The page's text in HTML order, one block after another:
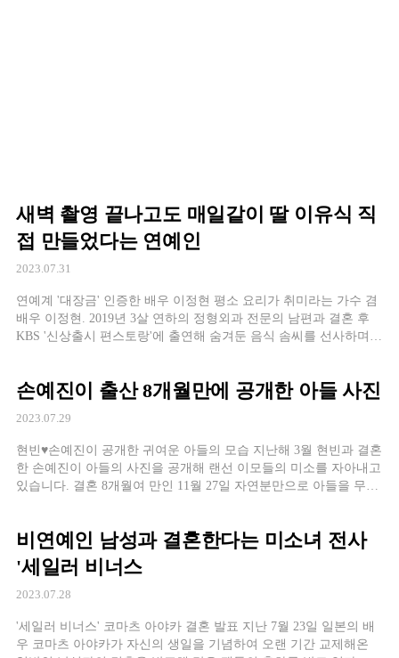
새벽 촬영 끝나고도 매일같이 딸 이유식 직
접 만들었다는 연예인
2023.07.31
연예계 '대장금' 인증한 배우 이정현 평소 요리가 취미라는 가수 겸
배우 이정현. 2019년 3살 연하의 정형외과 전문의 남편과 결혼 후
KBS '신상출시 편스토랑'에 출연해 숨겨둔 음식 솜씨를 선사하며
손예진이 출산 8개월만에 공개한 아들 사진
2023.07.29
현빈♥손예진이 공개한 귀여운 아들의 모습 지난해 3월 현빈과 결혼
한 손예진이 아들의 사진을 공개해 랜선 이모들의 미소를 자아내고
있습니다. 결혼 8개월여 만인 11월 27일 자연분만으로 아들을 무사
비연예인 남성과 결혼한다는 미소녀 전사
'세일러 비너스
2023.07.28
'세일러 비너스' 코마츠 아야카 결혼 발표 지난 7월 23일 일본의 배
우 코마츠 아야카가 자신의 생일을 기념하여 오랜 기간 교제해온